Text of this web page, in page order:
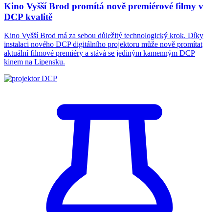
Kino Vyšší Brod promítá nově premiérové filmy v
DCP kvalitě
Kino Vyšší Brod má za sebou důležitý technologický krok. Díky
instalaci nového DCP digitálního projektoru může nově promítat
aktuální filmové premiéry a stává se jediným kamenným DCP
kinem na Lipensku.